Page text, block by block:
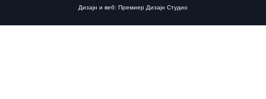
Дизајн и веб: Премиер Дизајн Студио